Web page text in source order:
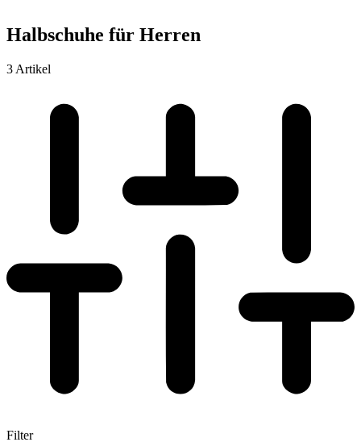
Halbschuhe für Herren
3 Artikel
Filter